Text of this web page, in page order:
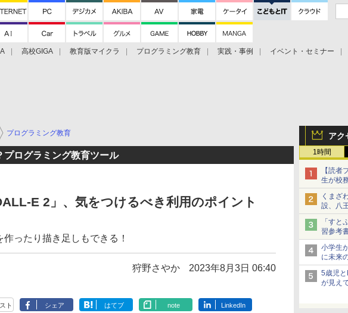
高校GIGA 教育版マイクラ プログラミング教育 実践・事例 イベント・セミナー
アク
1時間
【読者
生が校
様にプ
日（水
くまざ
設、八
「すと
習参考
小学生
に未来
5歳児
が見え
プログラミング教育
プログラミング教育ツール
E 2」、気をつけるべき利用のポイント
ったり描き足しもできる！
狩野さやか 2023年8月3日 06:40
ト シェア はてブ note LinkedIn